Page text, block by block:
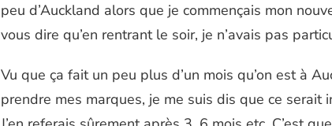
peu d’Auckland alors que je commençais mon
vous dire qu’en rentrant le soir, je n’avais pas
Vu que ça fait un peu plus d’un mois qu’on est à
prendre mes marques, je me suis dis que ce